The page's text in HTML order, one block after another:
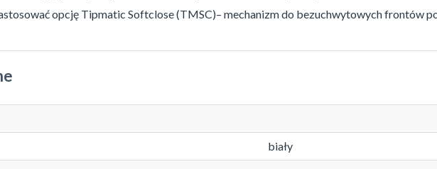
opcję Tipmatic Softclose (TMSC)– mechanizm do bezuchwytowych frontów
biały